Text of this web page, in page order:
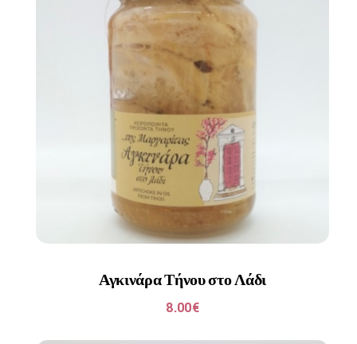
Αγκινάρα Τήνου στο Λάδι
8.00€